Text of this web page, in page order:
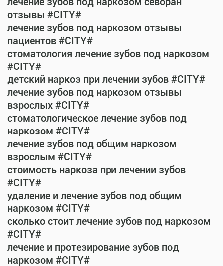
отзывы #CITY#
лечение зубов под наркозом отзывы
пациентов #CITY#
стоматология лечение зубов под наркозом
#CITY#
детский наркоз при лечении зубов #CITY#
лечение зубов под наркозом отзывы
взрослых #CITY#
стоматологическое лечение зубов под
наркозом #CITY#
лечение зубов под общим наркозом
взрослым #CITY#
стоимость наркоза при лечении зубов
#CITY#
удаление и лечение зубов под общим
наркозом #CITY#
сколько стоит лечение зубов под наркозом
#CITY#
лечение и протезирование зубов под
наркозом #CITY#